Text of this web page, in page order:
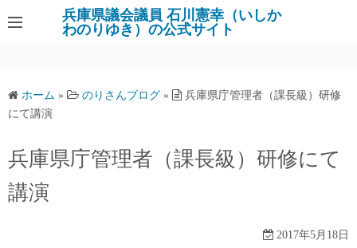
ン
ツ
へ
プ
兵庫県議会議員 石川憲幸（いしか
わのりゆき）の公式サイト
ホーム » のりさんブログ »
兵庫県庁管理者（課長級）研修
にて講演
兵庫県庁管理者（課長級）研修にて
講演
2017年5月18日